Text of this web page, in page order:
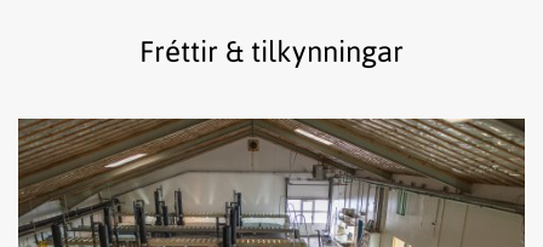
Fréttir & tilkynningar
Lesa
fréttina
Bleikja
þolir